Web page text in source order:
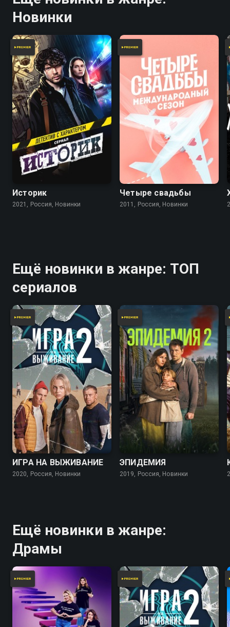
Новинки
Историк
2021, Россия, Новинки
Четыре свадьбы
2011, Россия, Новинки
Ещё новинки в жанре: ТОП
сериалов
7.5 7.0
ИГРА НА ВЫЖИВАНИЕ
2020, Россия, Новинки
ЭПИДЕМИЯ
2019, Россия, Новинки
Ещё новинки в жанре:
Драмы